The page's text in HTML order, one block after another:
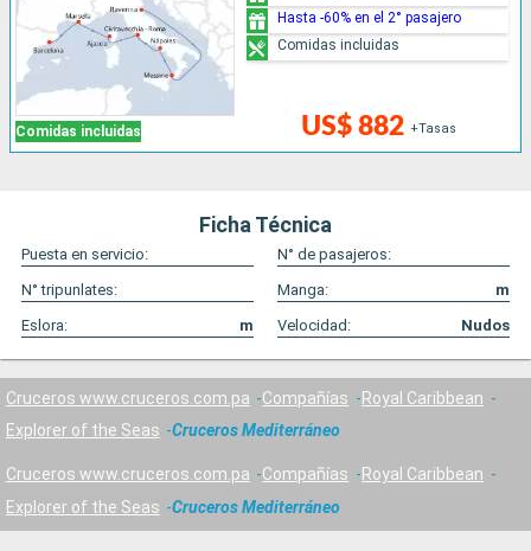
Comidas incluidas US$ 882 +Tasas
Hasta -60% en el 2° pasajero
Comidas incluidas
Ficha Técnica
Puesta en servicio:
N° de pasajeros:
N° tripunlates:
Manga:
m
Eslora:
m Velocidad: Nudos
Cruceros www.cruceros.com.pa Compañías
Royal Caribbean
Explorer of the Seas
Cruceros Mediterráneo
Cruceros www.cruceros.com.pa Compañías
Royal Caribbean
Explorer of the Seas
Cruceros Mediterráneo